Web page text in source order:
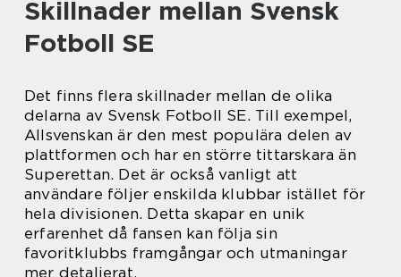
Skillnader mellan Svensk
Fotboll SE
Det finns flera skillnader mellan de olika
delarna av Svensk Fotboll SE. Till exempel,
Allsvenskan är den mest populära delen av
plattformen och har en större tittarskara än
Superettan. Det är också vanligt att
användare följer enskilda klubbar istället för
hela divisionen. Detta skapar en unik
erfarenhet då fansen kan följa sin
favoritklubbs framgångar och utmaningar
mer detaljerat.